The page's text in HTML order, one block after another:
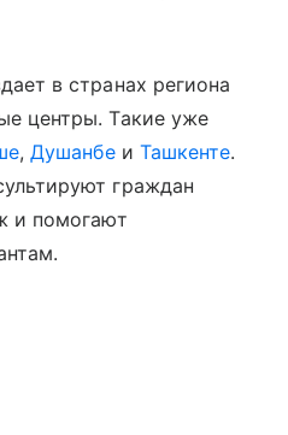
в странах региона
центры. Такие уже
, Душанбеи Ташкенте.
граждан
и помогают